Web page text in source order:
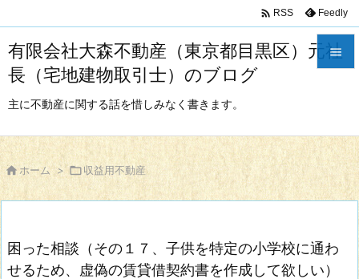
有限会社大森不動産（東京都目黒区）元社
長（宅地建物取引士）のブログ
主に不動産に関する話を惜しみなく書きます。

サイド

前へ

検索
 RSS Feedly
 ホーム > 収益用不動産
困った相談（その１７、子供を特定の小学校に通わ
せるため、虚偽の賃貸借契約書を作成して欲しい）